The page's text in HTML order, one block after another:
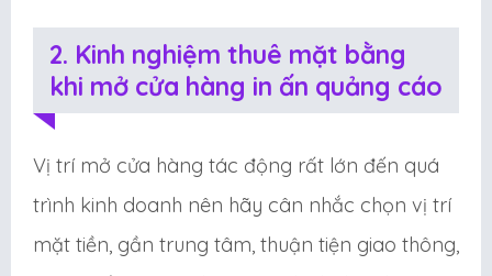
2. Kinh nghiệm thuê mặt bằng
khi mở cửa hàng in ấn quảng cáo
Vị trí mở cửa hàng tác động rất lớn đến quá
trình kinh doanh nên hãy cân nhắc chọn vị trí
mặt tiền, gần trung tâm, thuận tiện giao thông,